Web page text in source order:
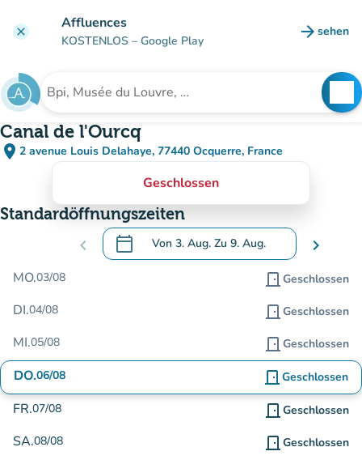
clear Affluences
KOSTENLOS – Google Play arrow_forward sehen
(new
Suche nach einer Einrichtung
Canal de l'Ourcq
place 2 avenue Louis Delahaye, 77440 Ocquerre, France
(in Google Maps öffnen)
(new tab)
Geschlossen
Standardöffnungszeiten
chevron_left calendar_today Von 3. Aug. Zu 9. Aug.
.Öffnen Sie den Kalender, um Daten zu
chevron_right
MO.03/08 door_front Geschlossen
DI.04/08 door_front Geschlossen
MI.05/08 door_front Geschlossen
DO.06/08 door_front Geschlossen
FR.07/08 door_front Geschlossen
SA.08/08 door_front Geschlossen